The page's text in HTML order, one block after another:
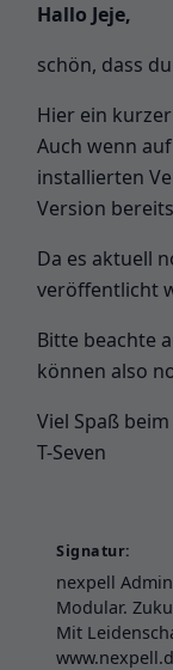
Hallo Jeje,
schön, dass
Hier ein
Auch wenn
installierten
Version
Da es aktuell
veröffentlicht
Bitte beachte
können also
Viel Spaß
T-Seven
Signatur:
nexpell
Modular.
Mit